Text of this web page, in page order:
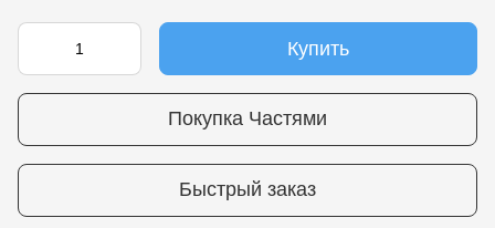
Купить
Покупка Частями
Быстрый заказ